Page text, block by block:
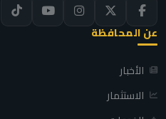
عن المحافظة
الأخبار
الاستثمار